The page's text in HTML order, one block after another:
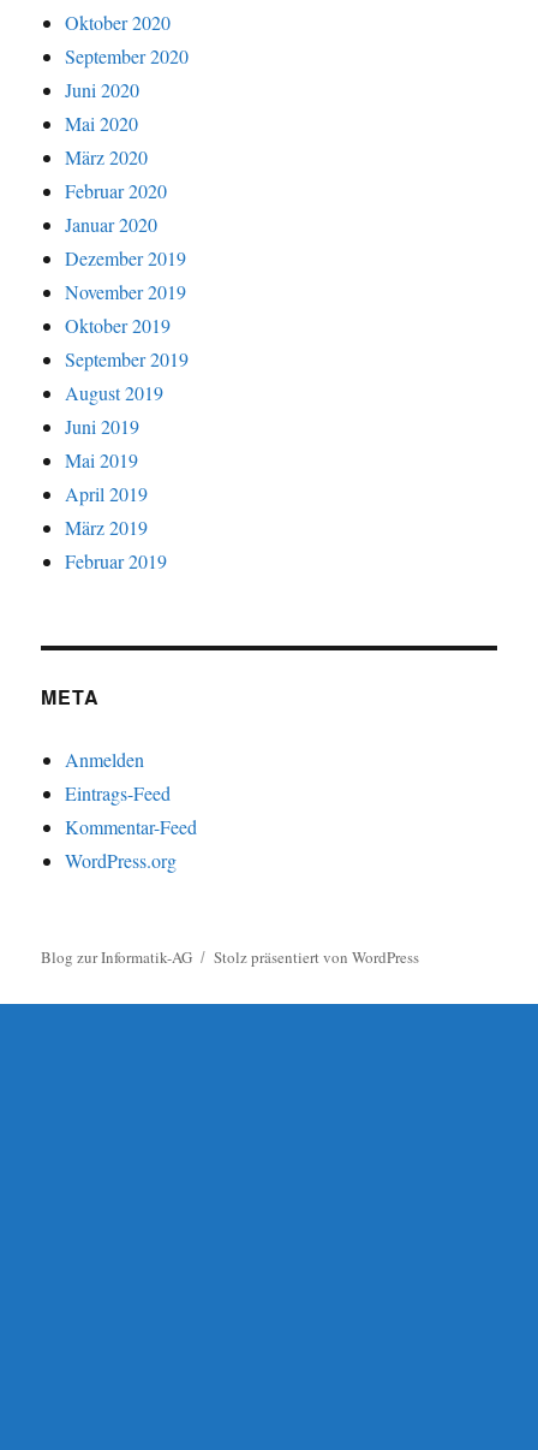
Oktober 2020
September 2020
Juni 2020
Mai 2020
März 2020
Februar 2020
Januar 2020
Dezember 2019
November 2019
Oktober 2019
September 2019
August 2019
Juni 2019
Mai 2019
April 2019
März 2019
Februar 2019
META
Anmelden
Eintrags-Feed
Kommentar-Feed
WordPress.org
Blog zur Informatik-AG Stolz präsentiert von WordPress